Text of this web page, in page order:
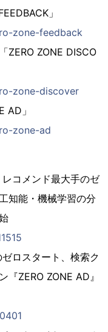
」
zone-feedback
ZERO ZONE DISCO
zone-discover
AD」
zone-ad
コメンド最大手のゼ
知能・機械学習の分
ロスタート、検索ク
『ZERO ZONE AD』